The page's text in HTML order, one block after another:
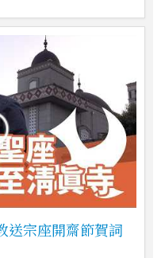
送宗座開齋節賀詞